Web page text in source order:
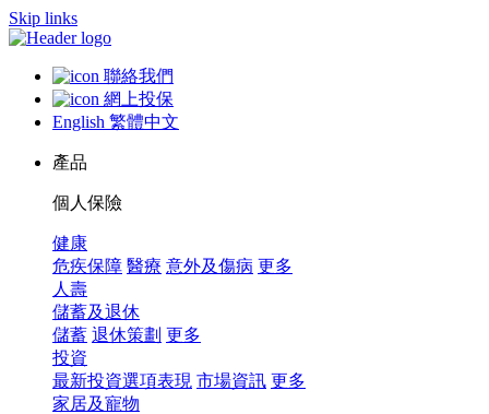
Skip links
聯絡我們
網上投保
English 繁體中文
產品
個人保險
健康
危疾保障 醫療 意外及傷病 更多
人壽
儲蓄及退休
儲蓄 退休策劃 更多
投資
最新投資選項表現 市場資訊 更多
家居及寵物